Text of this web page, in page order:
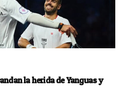
la herida de Yanguas y